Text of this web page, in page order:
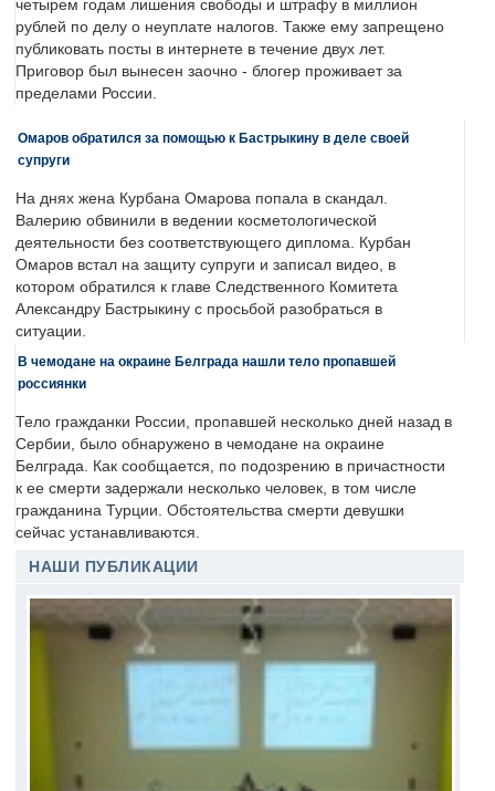
четырем годам лишения свободы и штрафу в миллион
рублей по делу о неуплате налогов. Также ему запрещено
публиковать посты в интернете в течение двух лет.
Приговор был вынесен заочно - блогер проживает за
пределами России.
Омаров обратился за помощью к Бастрыкину в деле своей
супруги
На днях жена Курбана Омарова попала в скандал.
Валерию обвинили в ведении косметологической
деятельности без соответствующего диплома. Курбан
Омаров встал на защиту супруги и записал видео, в
котором обратился к главе Следственного Комитета
Александру Бастрыкину с просьбой разобраться в
ситуации.
В чемодане на окраине Белграда нашли тело пропавшей
россиянки
Тело гражданки России, пропавшей несколько дней назад в
Сербии, было обнаружено в чемодане на окраине
Белграда. Как сообщается, по подозрению в причастности
к ее смерти задержали несколько человек, в том числе
гражданина Турции. Обстоятельства смерти девушки
сейчас устанавливаются.
НАШИ ПУБЛИКАЦИИ